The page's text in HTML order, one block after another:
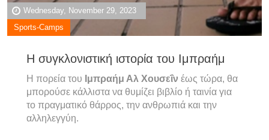
Wednesday, November 29, 2023
Sports-Camps
Η συγκλονιστική ιστορία του Ιμπραήμ
Η πορεία του Ιμπραήμ Αλ Χουσεΐν έως τώρα, θα
μπορούσε κάλλιστα να θυμίζει βιβλίο ή ταινία για
το πραγματικό θάρρος, την ανθρωπιά και την
αλληλεγγύη.